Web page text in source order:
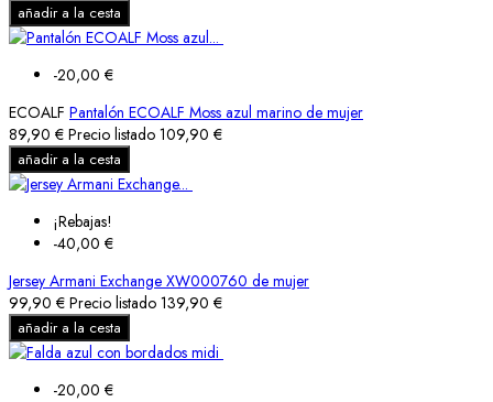
añadir a la cesta
-20,00 €
ECOALF Pantalón ECOALF Moss azul marino de mujer
89,90 € Precio listado 109,90 €
añadir a la cesta
¡Rebajas!
-40,00 €
Jersey Armani Exchange XW000760 de mujer
99,90 € Precio listado 139,90 €
añadir a la cesta
-20,00 €